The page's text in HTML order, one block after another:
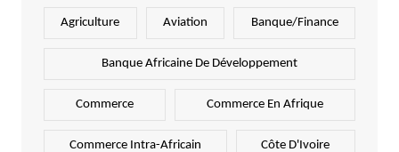
Agriculture Aviation Banque/Finance
Banque Africaine De Développement
Commerce Commerce En Afrique
Commerce Intra-Africain Côte D'Ivoire